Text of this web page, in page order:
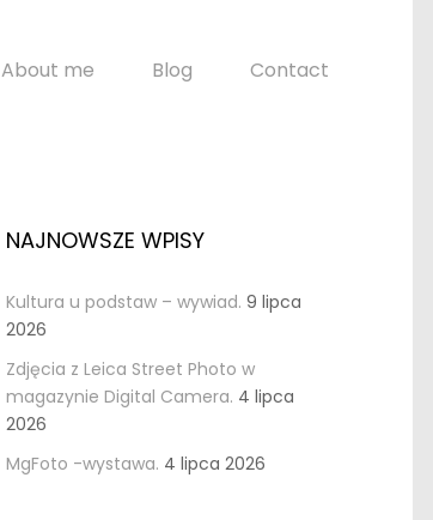
About me Blog Contact
NAJNOWSZE WPISY
Kultura u podstaw – wywiad. 9 lipca
2026
Zdjęcia z Leica Street Photo w
magazynie Digital Camera. 4 lipca
2026
MgFoto -wystawa. 4 lipca 2026